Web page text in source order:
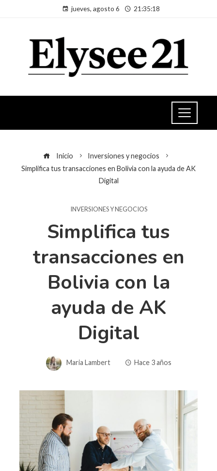
jueves, agosto 6 21:35:18
Inicio
Inversiones y negocios
Simplifica tus transacciones en Bolivia con la ayuda de AK
Digital
INVERSIONES Y NEGOCIOS
Simplifica tus
transacciones en
Bolivia con la
ayuda de AK
Digital
Maria Lambert Hace 3 años